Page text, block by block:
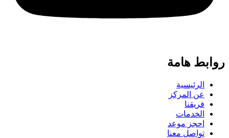
روابط هامة
الرئيسية
عن المركز
فريقنا
الخدمات
احجز موعد
تواصل معنا